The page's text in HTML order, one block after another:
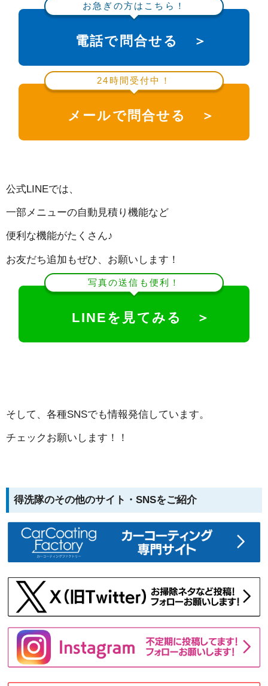
お急ぎの方はこちら！
電話で問合せる ＞
24時間受付中！
メールで問合せる ＞
公式LINEでは、
一部メニューの自動見積り機能など
便利な機能がたくさん♪
お友だち追加もぜひ、お願いします！
写真の送信も便利！
LINEを見てみる ＞
そして、各種SNSでも情報発信しています。
チェックお願いします！！
得洗隊のその他のサイト・SNSをご紹介